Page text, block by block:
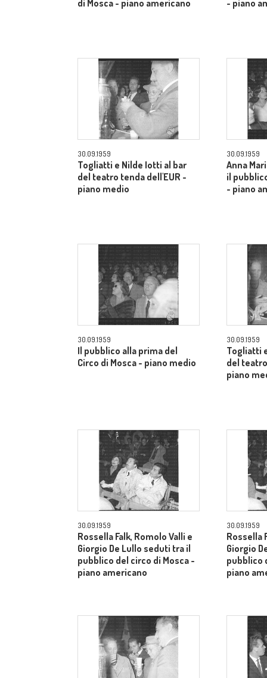
di Mosca - piano americano - piano
30.09.1959
Togliatti e Nilde Iotti al bar
del teatro tenda dell'EUR -
piano medio
30.09.1959
Anna
il
- piano
30.09.1959
Il pubblico alla prima del
Circo di Mosca - piano medio
30.09.1959
Togliatti
del
piano
30.09.1959
Rossella Falk, Romolo Valli e
Giorgio De Lullo seduti tra il
pubblico del circo di Mosca -
piano americano
30.09.1959
Rossella
Giorgio
pubblico
piano